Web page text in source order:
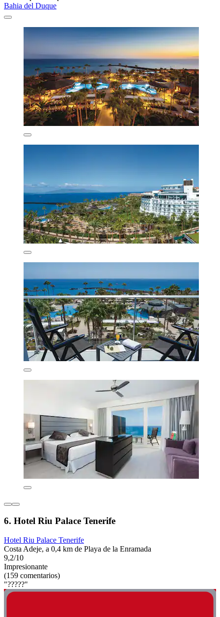
Bahia del Duque
6. Hotel Riu Palace Tenerife
Hotel Riu Palace Tenerife
Costa Adeje, a 0,4 km de Playa de la Enramada
9,2/10
Impresionante
(159 comentarios)
"?????"